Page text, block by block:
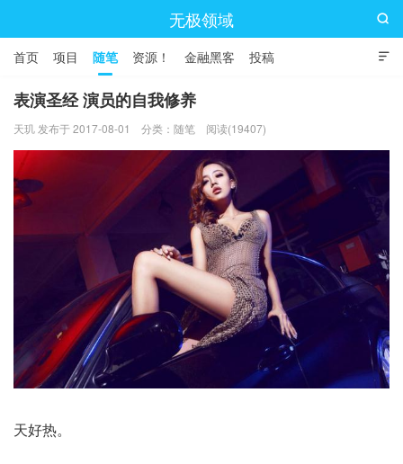
无极领域

首页 项目 随笔 资源！ 金融黑客 投稿

表演圣经 演员的自我修养
天玑 发布于 2017-08-01 分类： 随笔 阅读(19407)
天好热。